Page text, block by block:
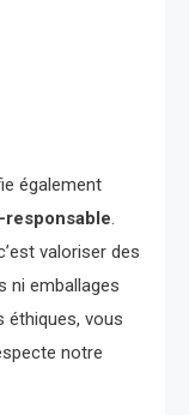
également
responsable.
valoriser des
ni emballages
éthiques, vous
notre